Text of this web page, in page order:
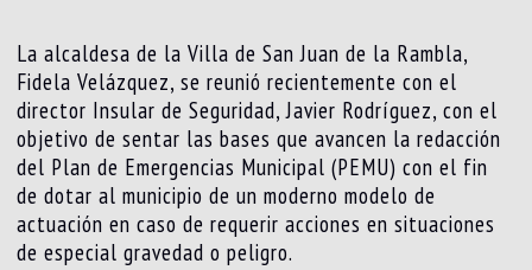
La alcaldesa de la Villa de San Juan de la Rambla,
Fidela Velázquez, se reunió recientemente con el
director Insular de Seguridad, Javier Rodríguez, con el
objetivo de sentar las bases que avancen la redacción
del Plan de Emergencias Municipal (PEMU) con el fin
de dotar al municipio de un moderno modelo de
actuación en caso de requerir acciones en situaciones
de especial gravedad o peligro.